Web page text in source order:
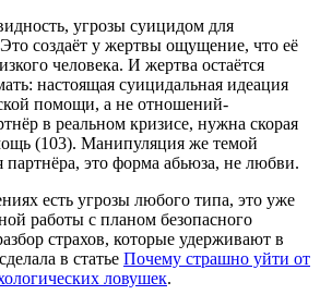
угрозы суицидом для
создаёт у жертвы ощущение, что её
человека. И жертва остаётся
настоящая суицидальная идеация
помощи, а не отношений-
в реальном кризисе, нужна скорая
(103). Манипуляция же темой
партнёра, это форма абьюза, не любви.
есть угрозы любого типа, это уже
работы с планом безопасного
страхов, которые удерживают в
в статье Почему страшно уйти от
ловушек.